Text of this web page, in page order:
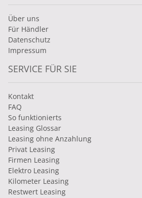
Über uns
Für Händler
Datenschutz
Impressum
SERVICE FÜR SIE
Kontakt
FAQ
So funktionierts
Leasing Glossar
Leasing ohne Anzahlung
Privat Leasing
Firmen Leasing
Elektro Leasing
Kilometer Leasing
Restwert Leasing